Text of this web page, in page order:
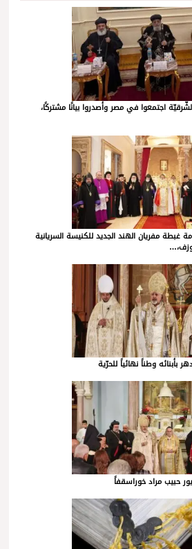
اجتمعوا في مصر وأصدروا بيانًا مشتركًا،
غبطة مفريان الهند الجديد للكنيسة السريانية
بأبنائه وطناً نهائياً للحرّية
حبيب مراد خوراسقفاً